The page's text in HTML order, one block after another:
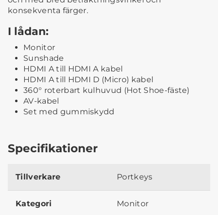
konsekventa färger.
I lådan:
Monitor
Sunshade
HDMI A till HDMI A kabel
HDMI A till HDMI D (Micro) kabel
360° roterbart kulhuvud (Hot Shoe-fäste)
AV-kabel
Set med gummiskydd
Specifikationer
Tillverkare Portkeys
Kategori Monitor